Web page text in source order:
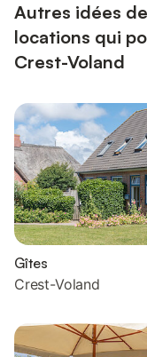
Autres idées
locations qui
Crest-Voland
Gîtes
Crest-Voland